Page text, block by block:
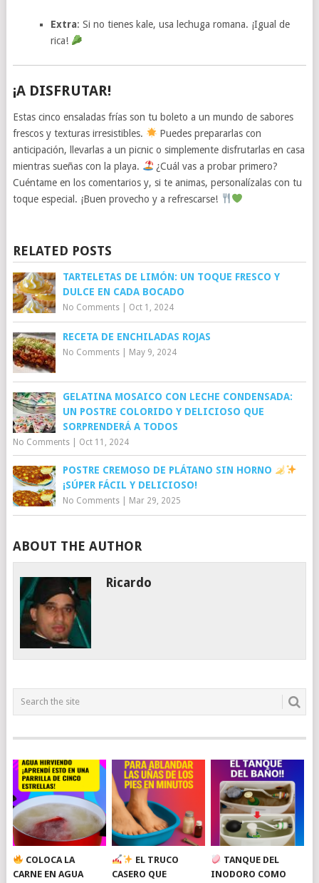
Extra: Si no tienes kale, usa lechuga romana. ¡Igual de
rica!
¡A DISFRUTAR!
Estas cinco ensaladas frías son tu boleto a un mundo de sabores
frescos y texturas irresistibles.
Puedes prepararlas con
anticipación, llevarlas a un picnic o simplemente disfrutarlas en casa
mientras sueñas con la playa.
¿Cuál vas a probar primero?
Cuéntame en los comentarios y, si te animas, personalízalas con tu
toque especial. ¡Buen provecho y a refrescarse!
RELATED POSTS
TARTELETAS DE LIMÓN: UN TOQUE FRESCO Y
DULCE EN CADA BOCADO
No Comments| Oct 1, 2024
RECETA DE ENCHILADAS ROJAS
No Comments| May 9, 2024
GELATINA MOSAICO CON LECHE CONDENSADA:
UN POSTRE COLORIDO Y DELICIOSO QUE
SORPRENDERÁ A TODOS
No Comments| Oct 11, 2024
POSTRE CREMOSO DE PLÁTANO SIN HORNO
¡SÚPER FÁCIL Y DELICIOSO!
No Comments| Mar 29, 2025
ABOUT THE AUTHOR
Ricardo
COLOCA LA
CARNE EN AGUA
EL TRUCO
CASERO QUE
TANQUE DEL
INODORO COMO